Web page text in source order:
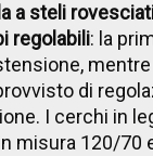
a steli
regolabili: la
mentre
di
I cerchi in
misura 120/70